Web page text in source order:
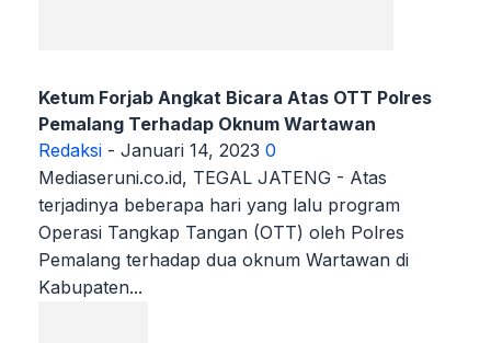
Ketum Forjab Angkat Bicara Atas OTT Polres
Pemalang Terhadap Oknum Wartawan
Redaksi - Januari 14, 2023 0
Mediaseruni.co.id, TEGAL JATENG - Atas
terjadinya beberapa hari yang lalu program
Operasi Tangkap Tangan (OTT) oleh Polres
Pemalang terhadap dua oknum Wartawan di
Kabupaten...